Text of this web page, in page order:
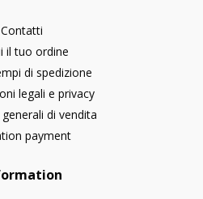
Contatti
il tuo ordine
di spedizione
legali e privacy
di vendita
payment